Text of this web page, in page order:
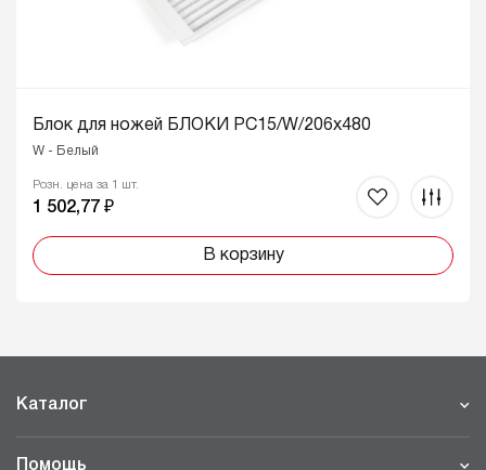
Блок для ножей БЛОКИ PC15/W/206x480
W - Белый
Розн. цена за 1 шт.
1 502,77 ₽
В корзину
Каталог
Помощь